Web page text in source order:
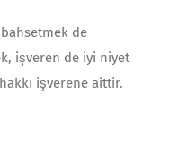
de
işveren de iyi niyet
işverene aittir.